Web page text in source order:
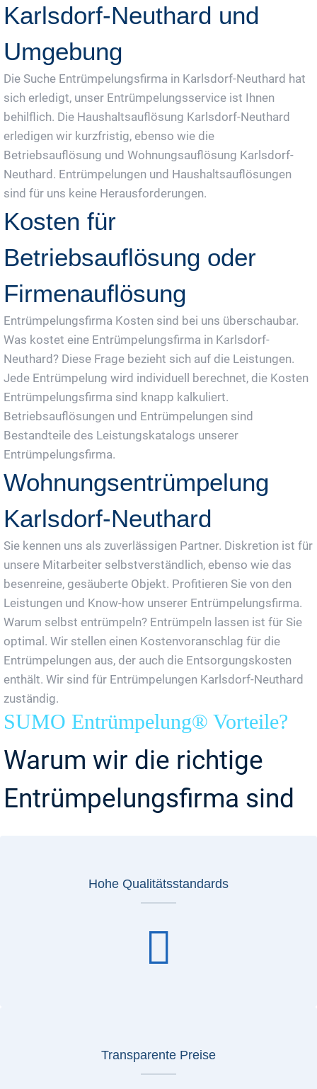
Karlsdorf-Neuthard und
Umgebung
Die Suche Entrümpelungsfirma in Karlsdorf-Neuthard hat
sich erledigt, unser Entrümpelungsservice ist Ihnen
behilflich. Die Haushaltsauflösung Karlsdorf-Neuthard
erledigen wir kurzfristig, ebenso wie die
Betriebsauflösung und Wohnungsauflösung Karlsdorf-
Neuthard. Entrümpelungen und Haushaltsauflösungen
sind für uns keine Herausforderungen.
Kosten für
Betriebsauflösung oder
Firmenauflösung
Entrümpelungsfirma Kosten sind bei uns überschaubar.
Was kostet eine Entrümpelungsfirma in Karlsdorf-
Neuthard? Diese Frage bezieht sich auf die Leistungen.
Jede Entrümpelung wird individuell berechnet, die Kosten
Entrümpelungsfirma sind knapp kalkuliert.
Betriebsauflösungen und Entrümpelungen sind
Bestandteile des Leistungskatalogs unserer
Entrümpelungsfirma.
Wohnungsentrümpelung
Karlsdorf-Neuthard
Sie kennen uns als zuverlässigen Partner. Diskretion ist für
unsere Mitarbeiter selbstverständlich, ebenso wie das
besenreine, gesäuberte Objekt. Profitieren Sie von den
Leistungen und Know-how unserer Entrümpelungsfirma.
Warum selbst entrümpeln? Entrümpeln lassen ist für Sie
optimal. Wir stellen einen Kostenvoranschlag für die
Entrümpelungen aus, der auch die Entsorgungskosten
enthält. Wir sind für Entrümpelungen Karlsdorf-Neuthard
zuständig.
SUMO Entrümpelung® Vorteile?
Warum wir die richtige
Entrümpelungsfirma sind
Hohe Qualitätsstandards
Transparente Preise